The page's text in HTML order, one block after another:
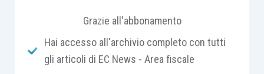
dello specifico contratto
originario, non di eventuali
rapporti successivi.
Grazie all'abbonamento
Hai accesso all'archivio completo con tutti
gli articoli di EC News - Area fiscale